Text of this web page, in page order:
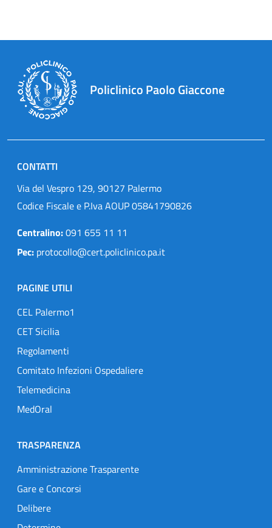
Policlinico Paolo Giaccone
CONTATTI
Via del Vespro 129, 90127 Palermo
Codice Fiscale e P.Iva AOUP 05841790826
Centralino:091 655 11 11
Pec: protocollo@cert.policlinico.pa.it
PAGINE UTILI
CEL Palermo1
CET Sicilia
Regolamenti
Comitato Infezioni Ospedaliere
Telemedicina
MedOral
TRASPARENZA
Amministrazione Trasparente
Gare e Concorsi
Delibere